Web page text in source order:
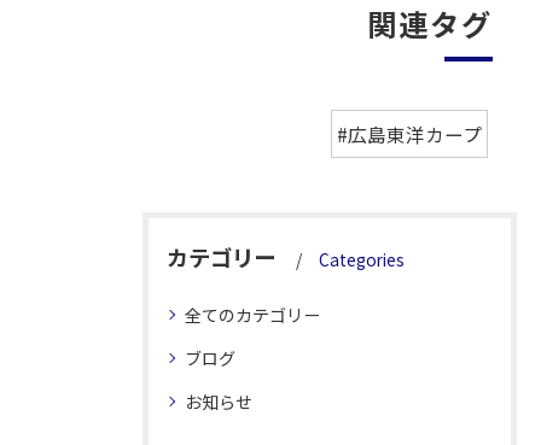
関連タグ
#広島東洋カープ
カテゴリー Categories
全てのカテゴリー
ブログ
お知らせ